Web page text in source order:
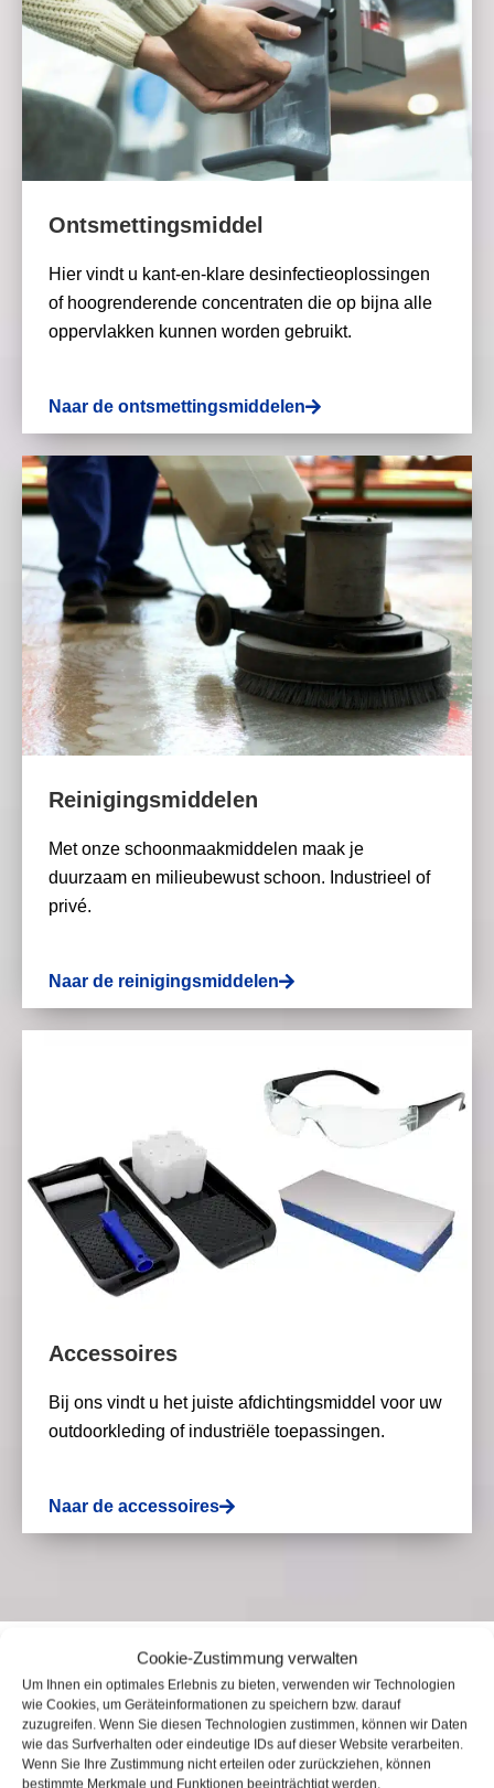
Cookie-Zustimmung verwalten
Um Ihnen ein optimales Erlebnis zu bieten, verwenden wir Technologien
wie Cookies, um Geräteinformationen zu speichern bzw. darauf
zuzugreifen. Wenn Sie diesen Technologien zustimmen, können wir Daten
wie das Surfverhalten oder eindeutige IDs auf dieser Website verarbeiten.
Wenn Sie Ihre Zustimmung nicht erteilen oder zurückziehen, können
bestimmte Merkmale und Funktionen beeinträchtigt werden.
Ontsmettingsmiddel
Hier vindt u kant-en-klare desinfectieoplossingen
of hoogrenderende concentraten die op bijna alle
oppervlakken kunnen worden gebruikt.
Naar de ontsmettingsmiddelen
Reinigingsmiddelen
Met onze schoonmaakmiddelen maak je
duurzaam en milieubewust schoon. Industrieel of
privé.
Naar de reinigingsmiddelen
Accessoires
Bij ons vindt u het juiste afdichtingsmiddel voor uw
outdoorkleding of industriële toepassingen.
Naar de accessoires
V24 Bestseller -